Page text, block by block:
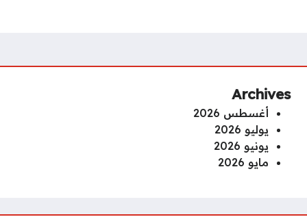
Archives
أغسطس 2026
يوليو 2026
يونيو 2026
مايو 2026